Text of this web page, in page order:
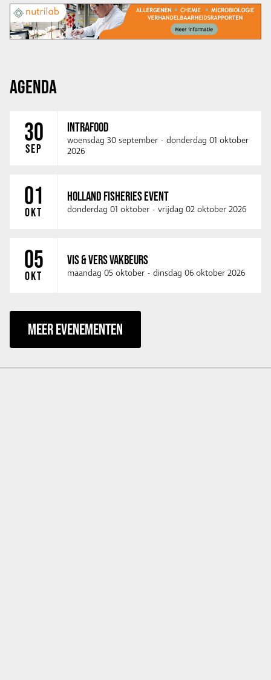
AGENDA
30
SEP
INTRAFOOD
woensdag 30 september - donderdag 01 oktober
2026
01
OKT
HOLLAND FISHERIES EVENT
donderdag 01 oktober - vrijdag 02 oktober 2026
05
OKT
VIS & VERS VAKBEURS
maandag 05 oktober - dinsdag 06 oktober 2026
MEER EVENEMENTEN